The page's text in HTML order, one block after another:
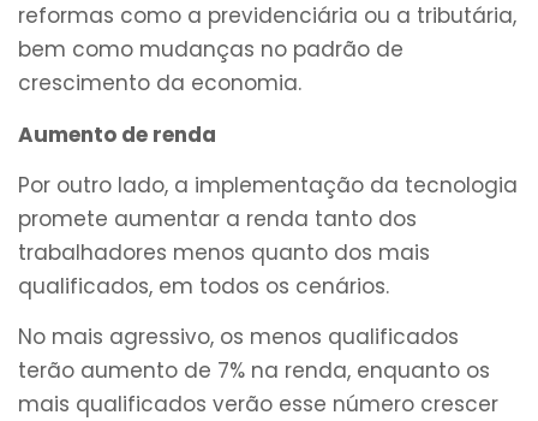
reformas como a previdenciária ou a tributária,
bem como mudanças no padrão de
crescimento da economia.
Aumento de renda
Por outro lado, a implementação da tecnologia
promete aumentar a renda tanto dos
trabalhadores menos quanto dos mais
qualificados, em todos os cenários.
No mais agressivo, os menos qualificados
terão aumento de 7% na renda, enquanto os
mais qualificados verão esse número crescer